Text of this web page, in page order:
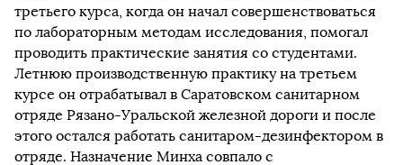
третьего курса, когда он начал совершенствоваться
по лабораторным методам исследования, помогал
проводить практические занятия со студентами.
Летнюю производственную практику на третьем
курсе он отрабатывал в Саратовском санитарном
отряде Рязано-Уральской железной дороги и после
этого остался работать санитаром-дезинфектором в
отряде. Назначение Минха совпало с